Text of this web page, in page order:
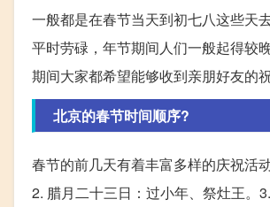
一般都是在春节当天到初七八这些天
平时劳碌，年节期间人们一般起得较
期间大家都希望能够收到亲朋好友的
北京的春节时间顺序?
春节的前几天有着丰富多样的庆祝活
2. 腊月二十三日：过小年、祭灶王。